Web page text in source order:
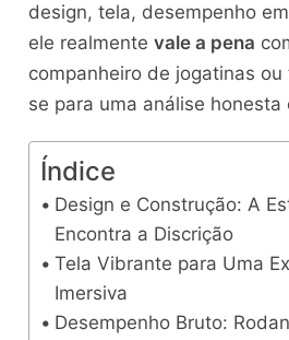
design, tela, desempenho
ele realmente vale a pena
companheiro de jogatinas
se para uma análise honesta
Índice
Design e Construção: A
Encontra a Discrição
Tela Vibrante para Uma
Imersiva
Desempenho Bruto: